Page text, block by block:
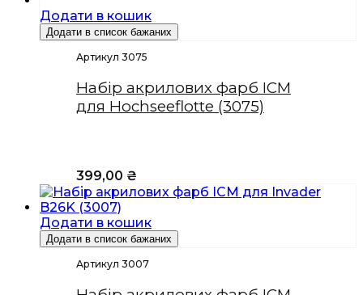
Додати в кошик
Додати в список бажаних
Артикул 3075
Набір акрилових фарб ICM
для Hochseeflotte (3075)
399,00 ₴
Додати в кошик
Додати в список бажаних
Артикул 3007